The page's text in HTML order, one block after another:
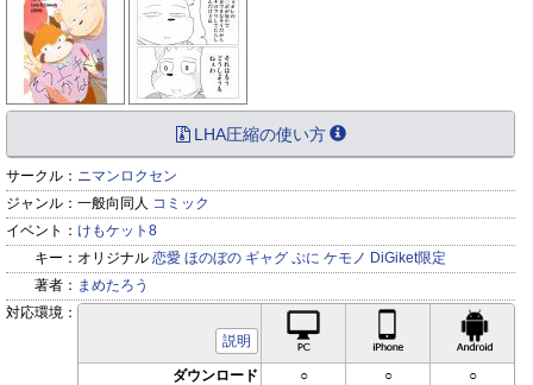
LHA圧縮の使い方
サークル： ニマンロクセン
ジャンル： 一般向同人 コミック
イベント： けもケット8
キー： オリジナル 恋愛 ほのぼの ギャグ ぷに ケモノ DiGiket限定
著者： まめたろう
対応環境：
説明
iPhone対応
ダウンロード ○ ○
○